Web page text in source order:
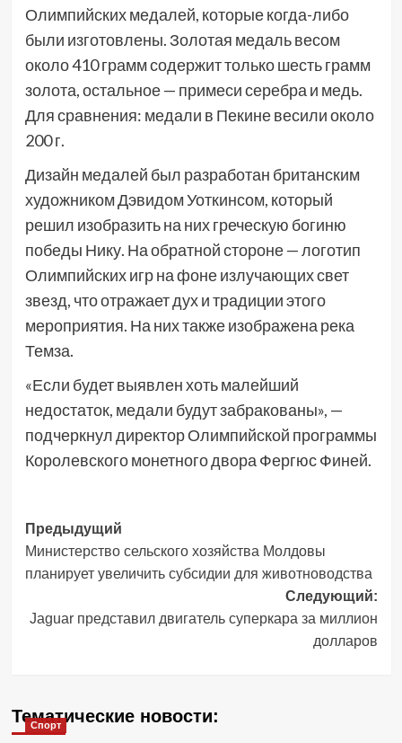
Олимпийских медалей, которые когда-либо
были изготовлены. Золотая медаль весом
около 410 грамм содержит только шесть грамм
золота, остальное — примеси серебра и медь.
Для сравнения: медали в Пекине весили около
200 г.
Дизайн медалей был разработан британским
художником Дэвидом Уоткинсом, который
решил изобразить на них греческую богиню
победы Нику. На обратной стороне — логотип
Олимпийских игр на фоне излучающих свет
звезд, что отражает дух и традиции этого
мероприятия. На них также изображена река
Темза.
«Если будет выявлен хоть малейший
недостаток, медали будут забракованы», —
подчеркнул директор Олимпийской программы
Королевского монетного двора Фергюс Финей.
Навигация
записи
Предыдущий
Министерство сельского хозяйства Молдовы
планирует увеличить субсидии для животноводства
Следующий:
Jaguar представил двигатель суперкара за миллион
долларов
Тематические новости:
Спорт